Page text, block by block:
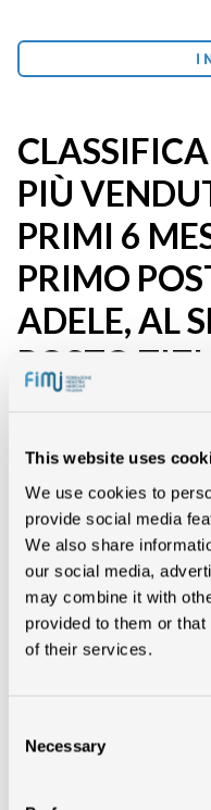
This website uses
We use cookies to
provide social media
We also share
our social media,
may combine it with
provided to them or
of their services.
Selection
Necessary
PIÙ
PRIMI 6
PRIMO
ADELE, AL
POSTO
CHE
NOTIZIE DI
“Ai se eu te Pego” di Michel
dal web
Secondo la classifica ufficiale
Semplice” e Vasco Rossi con
Emma prende la sesta
dire di no” ed Alessandra